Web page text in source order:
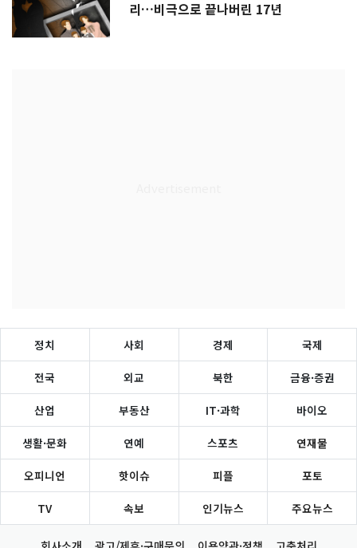
리…비극으로 끝나버린 17년
정치 사회 경제 국제
전국 외교 북한 금융·증권
산업 부동산 IT·과학 바이오
생활·문화 연예 스포츠 연재물
오피니언 핫이슈 피플 포토
TV 속보 인기뉴스 주요뉴스